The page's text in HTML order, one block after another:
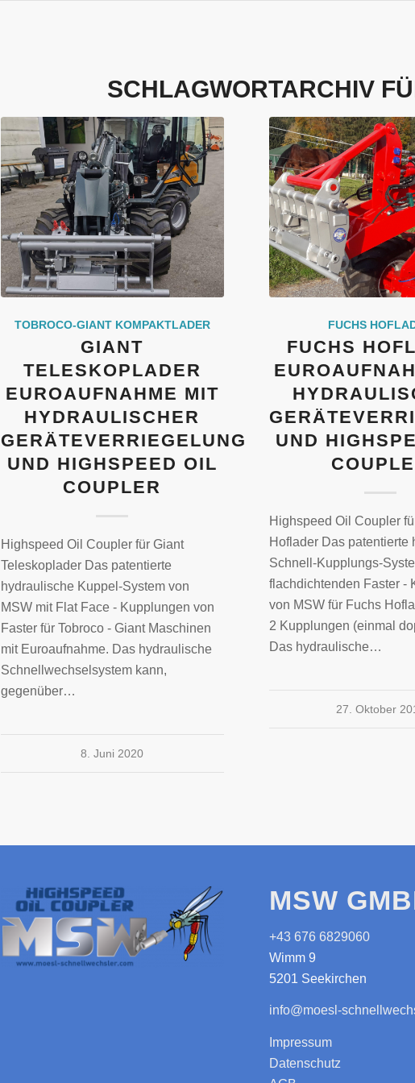
SCHLAGWORTARCHIV
TOBROCO-GIANT KOMPAKTLADER
GIANT
TELESKOPLADER
EUROAUFNAHME MIT
HYDRAULISCHER
GERÄTEVERRIEGELUNG
UND HIGHSPEED OIL
COUPLER
Highspeed Oil Coupler für Giant
Teleskoplader Das patentierte
hydraulische Kuppel-System von
MSW mit Flat Face - Kupplungen von
Faster für Tobroco - Giant Maschinen
mit Euroaufnahme. Das hydraulische
Schnellwechselsystem kann,
gegenüber…
8. Juni 2020
FUCHS
FUCHS
UND
Highspeed Oil Coupler
Hoflader Das patentierte
Schnell-Kupplungs-
flachdichtenden Faster -
von MSW für Fuchs
2 Kupplungen (einmal
Das hydraulische…
27. Oktober
MSW
+43 676 6829060
Wimm 9
5201 Seekirchen
info@moesl-
Impressum
Datenschutz